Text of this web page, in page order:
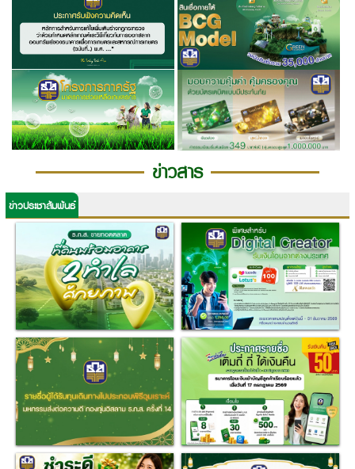
ข่าวสาร
ข่าวประชาสัมพันธ์